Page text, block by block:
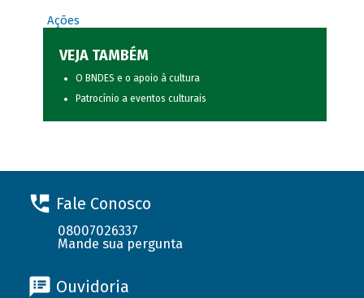
Ações
VEJA TAMBÉM
O BNDES e o apoio à cultura
Patrocínio a eventos culturais
Fale Conosco
08007026337
Mande sua pergunta
Ouvidoria